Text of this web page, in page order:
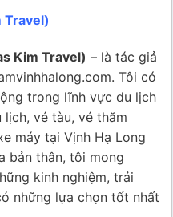
Travel)
Kim Travel) – là tác giả
Tôi có
trong lĩnh vực du lịch
vé tàu, vé thăm
máy tại Vịnh Hạ Long
bản thân, tôi mong
kinh nghiệm, trải
những lựa chọn tốt nhất